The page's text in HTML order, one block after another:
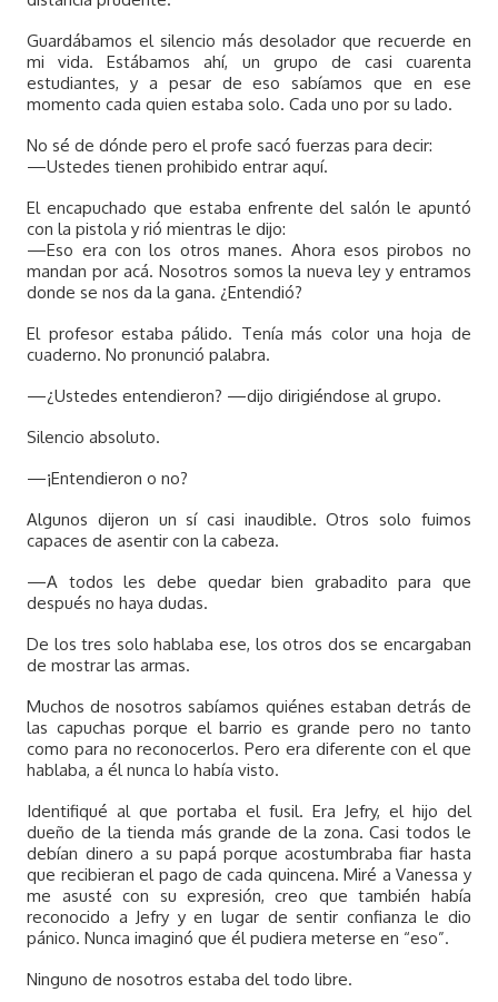
Guardábamos el silencio más desolador que recuerde en
mi vida. Estábamos ahí, un grupo de casi cuarenta
estudiantes, y a pesar de eso sabíamos que en ese
momento cada quien estaba solo. Cada uno por su lado.
No sé de dónde pero el profe sacó fuerzas para decir:
—Ustedes tienen prohibido entrar aquí.
El encapuchado que estaba enfrente del salón le apuntó
con la pistola y rió mientras le dijo:
—Eso era con los otros manes. Ahora esos pirobos no
mandan por acá. Nosotros somos la nueva ley y entramos
donde se nos da la gana. ¿Entendió?
El profesor estaba pálido. Tenía más color una hoja de
cuaderno. No pronunció palabra.
—¿Ustedes entendieron? —dijo dirigiéndose al grupo.
Silencio absoluto.
—¡Entendieron o no?
Algunos dijeron un sí casi inaudible. Otros solo fuimos
capaces de asentir con la cabeza.
—A todos les debe quedar bien grabadito para que
después no haya dudas.
De los tres solo hablaba ese, los otros dos se encargaban
de mostrar las armas.
Muchos de nosotros sabíamos quiénes estaban detrás de
las capuchas porque el barrio es grande pero no tanto
como para no reconocerlos. Pero era diferente con el que
hablaba, a él nunca lo había visto.
Identifiqué al que portaba el fusil. Era Jefry, el hijo del
dueño de la tienda más grande de la zona. Casi todos le
debían dinero a su papá porque acostumbraba fiar hasta
que recibieran el pago de cada quincena. Miré a Vanessa y
me asusté con su expresión, creo que también había
reconocido a Jefry y en lugar de sentir confianza le dio
pánico. Nunca imaginó que él pudiera meterse en “eso”.
Ninguno de nosotros estaba del todo libre.